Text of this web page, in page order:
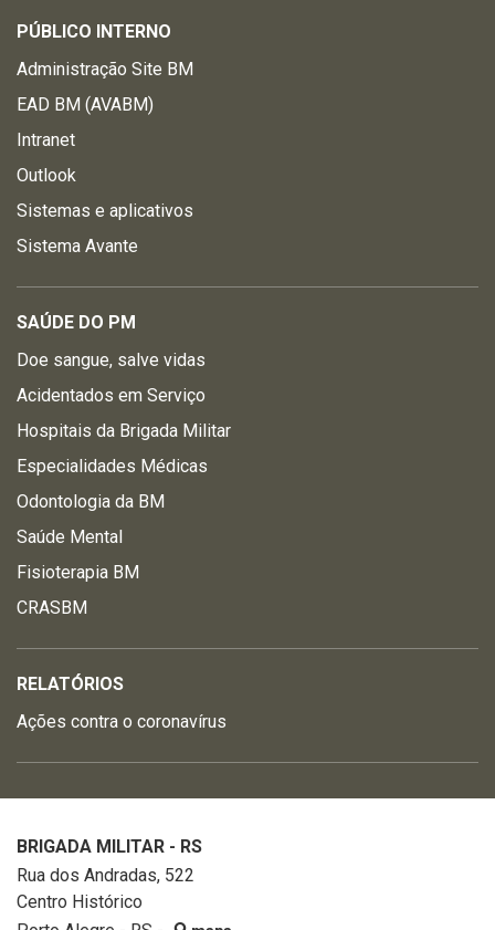
PÚBLICO INTERNO
Administração Site BM
EAD BM (AVABM)
Intranet
Outlook
Sistemas e aplicativos
Sistema Avante
SAÚDE DO PM
Doe sangue, salve vidas
Acidentados em Serviço
Hospitais da Brigada Militar
Especialidades Médicas
Odontologia da BM
Saúde Mental
Fisioterapia BM
CRASBM
RELATÓRIOS
Ações contra o coronavírus
BRIGADA MILITAR - RS
Rua dos Andradas, 522
Centro Histórico